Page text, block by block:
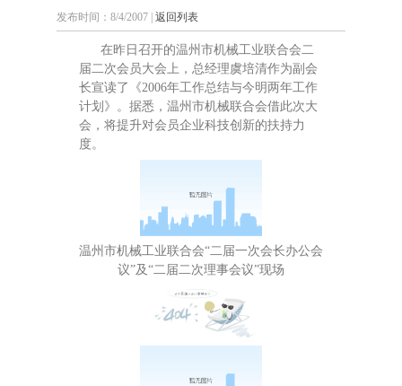
发布时间：8/4/2007 | 返回列表
在昨日召开的温州市机械工业联合会二
届二次会员大会上，总经理虞培清作为副会
长宣读了《2006年工作总结与今明两年工作
计划》。据悉，温州市机械联合会借此次大
会，将提升对会员企业科技创新的扶持力
度。
温州市机械工业联合会“二届一次会长办公会
议”及“二届二次理事会议”现场